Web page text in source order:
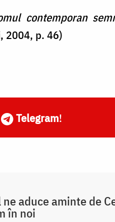
contemporan
2004, p. 46)
Telegram!
aduce aminte de
în noi